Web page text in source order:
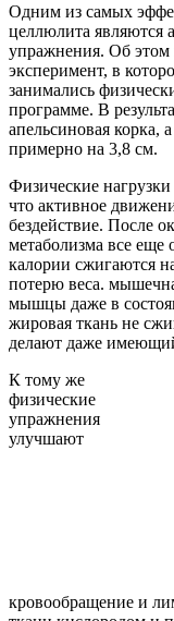
Одним из самых
целлюлита являются
упражнения. Об этом
эксперимент, в
занимались
программе. В
апельсиновая корка,
примерно на 3,8 см.
Физические нагрузки
что активное
бездействие. После
метаболизма все еще
калории сжигаются
потерю веса.
мышцы даже в
жировая ткань не
делают даже
К тому же
физические
упражнения
улучшают
кровообращение и